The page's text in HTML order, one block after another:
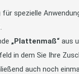
spezielle
„Plattenmaß“ aus
in dem Sie Ihre
auch noch